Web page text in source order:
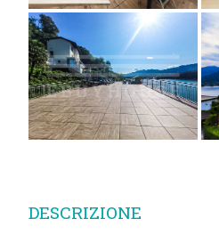
DESCRIZIONE